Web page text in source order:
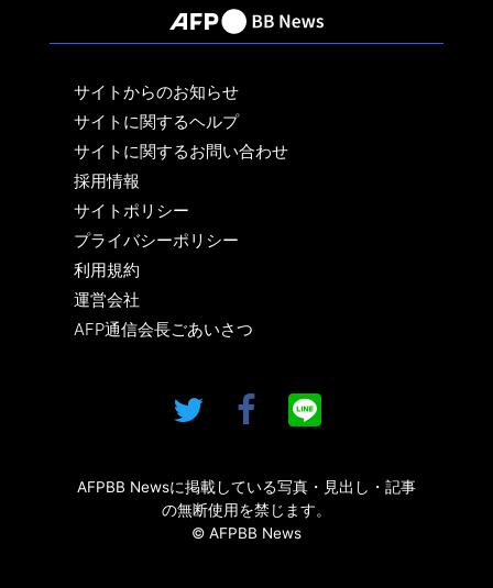
サイトからのお知らせ
サイトに関するヘルプ
サイトに関するお問い合わせ
採用情報
サイトポリシー
プライバシーポリシー
利用規約
運営会社
AFP通信会長ごあいさつ
AFPBB Newsに掲載している写真・見出し・記事
の無断使用を禁じます。
© AFPBB News